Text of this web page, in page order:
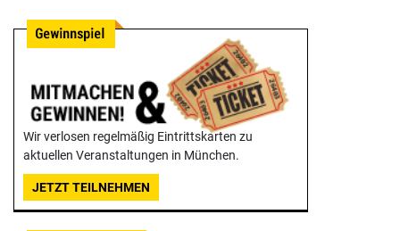
Wir verlosen regelmäßig Eintrittskarten zu
aktuellen Veranstaltungen in München.
JETZT TEILNEHMEN